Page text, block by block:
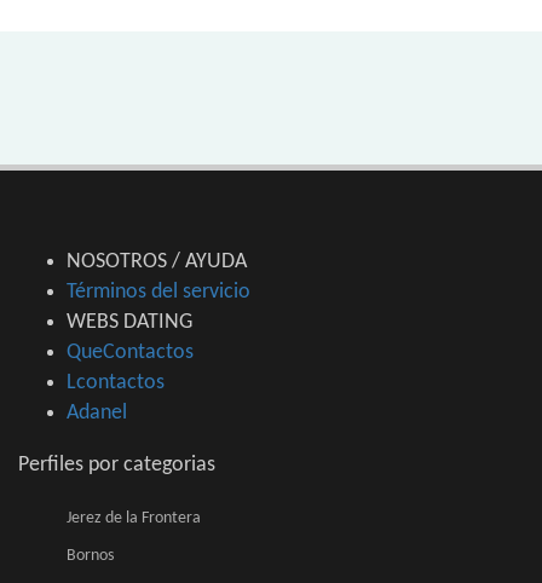
NOSOTROS / AYUDA
Términos del servicio
WEBS DATING
QueContactos
Lcontactos
Adanel
Perfiles por categorias
Jerez de la Frontera
Bornos